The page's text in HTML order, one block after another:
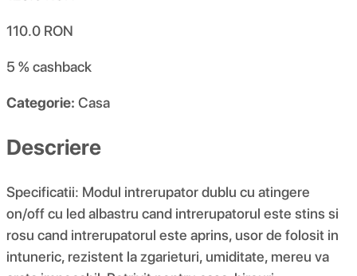
110.0 RON
5 %cashback
Categorie: Casa
Descriere
Specificatii: Modul intrerupator dublu cu atingere
on/off cu led albastru cand intrerupatorul este stins si
rosu cand intrerupatorul este aprins, usor de folosit in
intuneric, rezistent la zgarieturi, umiditate, mereu va